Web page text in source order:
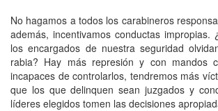
No hagamos a todos los carabineros
además, incentivamos conductas impropias.
los encargados de nuestra seguridad
rabia? Hay más represión y con mandos
incapaces de controlarlos, tendremos más
que los que delinquen sean juzgados y
líderes elegidos tomen las decisiones